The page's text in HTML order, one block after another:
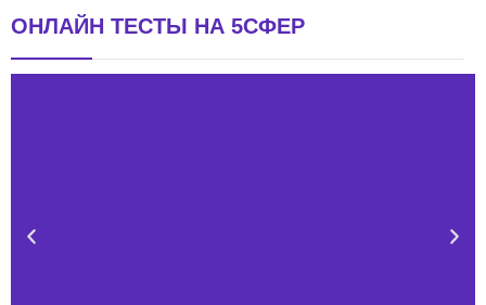
ОНЛАЙН ТЕСТЫ НА 5СФЕР